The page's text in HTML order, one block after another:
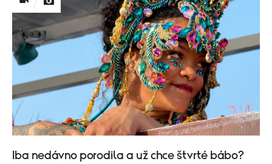
Iba nedávno porodila a už chce štvrté bábo?